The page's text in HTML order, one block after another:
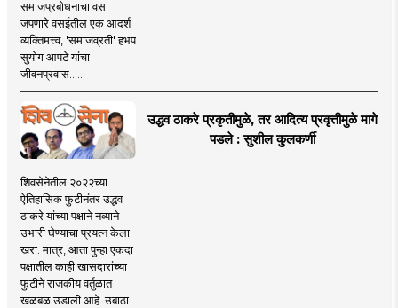
समाजप्रबोधनाचा वसा
जपणारे वसईतील एक आदर्श
व्यक्तिमत्त्व, 'समाजव्रती' हभप
सुयोग आपटे यांचा
जीवनप्रवास.....
उद्धव ठाकरे प्रकृतीमुळे, तर आदित्य प्रवृत्तीमुळे मागे
पडले : सुशील कुलकर्णी
शिवसेनेतील २०२२च्या
ऐतिहासिक फुटीनंतर उद्धव
ठाकरे यांच्या पक्षाने नव्याने
उभारी घेण्याचा प्रयत्न केला
खरा. मात्र, आता पुन्हा एकदा
पक्षातील काही खासदारांच्या
फुटीने राजकीय वर्तुळात
खळबळ उडाली आहे. उबाठा